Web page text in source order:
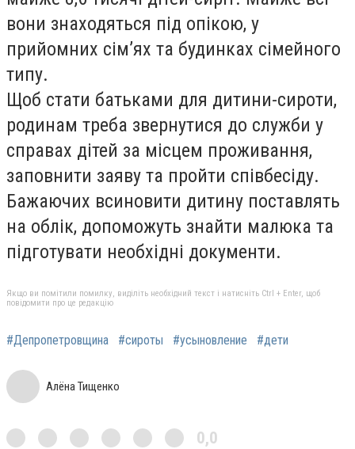
вони знаходяться під опікою, у
прийомних сім’ях та будинках сімейного
типу.
Щоб стати батьками для дитини-сироти,
родинам треба звернутися до служби у
справах дітей за місцем проживання,
заповнити заяву та пройти співбесіду.
Бажаючих всиновити дитину поставлять
на облік, допоможуть знайти малюка та
підготувати необхідні документи.
Якщо ви помітили помилку, виділіть необхідний текст і натисніть Ctrl + Enter, щоб
повідомити про це редакцію
#Депропетровщина #сироты #усыновление #дети
Алёна Тищенко
0,0